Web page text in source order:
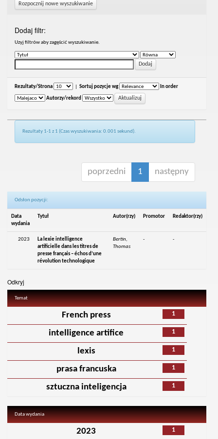
Rozpocznij nowe wyszukiwanie
Dodaj filtr:
Uzyj filtrów aby zagęścić wyszukiwanie.
Rezultaty/Strona Sortuj pozycje wg In order
Autorzy/rekord
Rezultaty 1-1 z 1 (Czas wyszukiwania: 0.001 sekund).
poprzedni 1 następny
Odsłon pozycji:
Data
wydania
Tytuł Autor(rzy) Promotor Redaktor(rzy)
2023
La lexie intelligence
artificielle dans les titres de
presse français – échos d’une
révolution technologique
Bertin,
Thomas
- -
Odkryj
Temat
1
French press
1
intelligence artifice
1
lexis
1
prasa francuska
1
sztuczna inteligencja
Data wydania
1
2023